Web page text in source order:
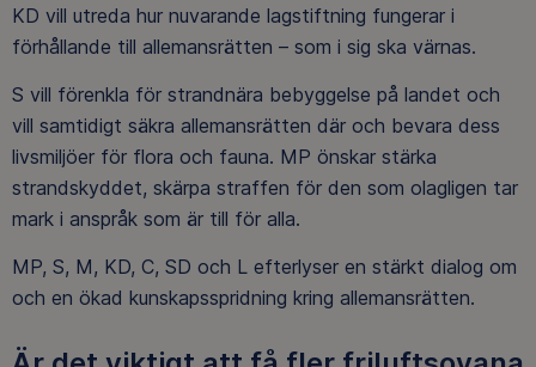
KD vill utreda hur nuvarande lagstiftning fungerar i
förhållande till allemansrätten – som i sig ska värnas.
S vill förenkla för strandnära bebyggelse på landet och
vill samtidigt säkra allemansrätten där och bevara dess
livsmiljöer för flora och fauna. MP önskar stärka
strandskyddet, skärpa straffen för den som olagligen tar
mark i anspråk som är till för alla.
MP, S, M, KD, C, SD och L efterlyser en stärkt dialog om
och en ökad kunskapsspridning kring allemansrätten.